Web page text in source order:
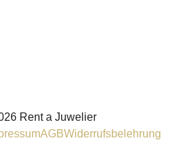
Rent a Juwelier
AGBWiderrufsbelehrung